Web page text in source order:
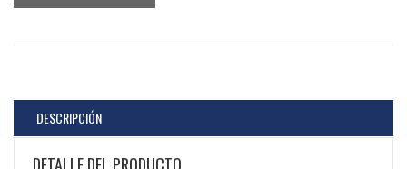
DESCRIPCIÓN